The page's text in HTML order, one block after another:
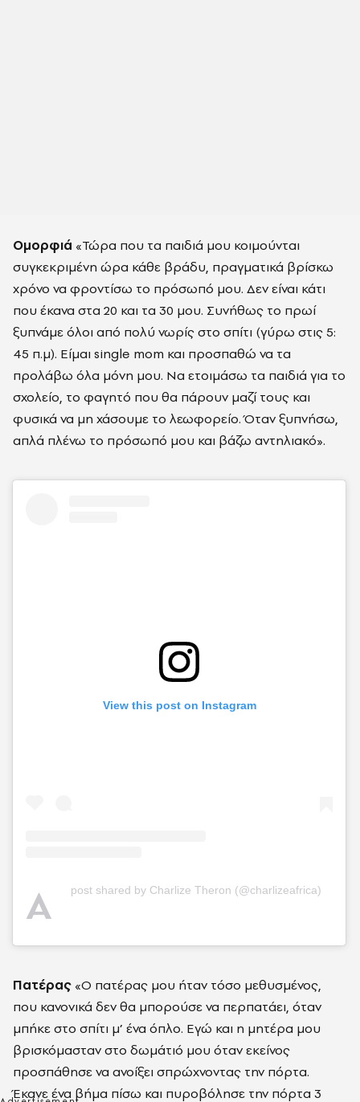
Oμορφιά «Τώρα που τα παιδιά μου κοιμούνται
συγκεκριμένη ώρα κάθε βράδυ, πραγματικά βρίσκω
χρόνο να φροντίσω το πρόσωπό μου. Δεν είναι κάτι
που έκανα στα 20 και τα 30 μου. Συνήθως το πρωί
ξυπνάμε όλοι από πολύ νωρίς στο σπίτι (γύρω στις 5:
45 π.μ). Είμαι single mom και προσπαθώ να τα
προλάβω όλα μόνη μου. Να ετοιμάσω τα παιδιά για το
σχολείο, το φαγητό που θα πάρουν μαζί τους και
φυσικά να μη χάσουμε το λεωφορείο. Όταν ξυπνήσω,
απλά πλένω το πρόσωπό μου και βάζω αντηλιακό».
View this post on Instagram
A post shared by Charlize Theron (@charlizeafrica)
Πατέρας «Ο πατέρας μου ήταν τόσο μεθυσμένος,
που κανονικά δεν θα μπορούσε να περπατάει, όταν
μπήκε στο σπίτι μ’ ένα όπλο. Εγώ και η μητέρα μου
βρισκόμασταν στο δωμάτιό μου όταν εκείνος
προσπάθησε να ανοίξει σπρώχνοντας την πόρτα.
Έκανε ένα βήμα πίσω και πυροβόλησε την πόρτα 3